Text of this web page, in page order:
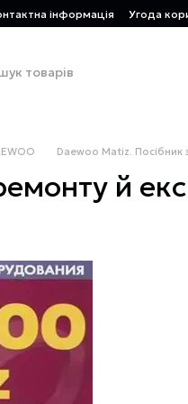
інформація Угода
Daewoo Matiz. Посібник
й